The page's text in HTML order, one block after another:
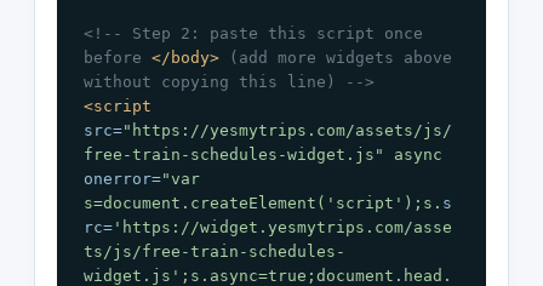
<!-- Step 2: paste this script once
before </body> (add more widgets above
without copying this line) -->
<script
src=" https://yesmytrips.com/assets/js/
free-train-schedules-widget.js
onerror="var
s=document.createElement(' script');s. s
rc= ' https://widget.yesmytrips.com/asse
ts/js/free-train-schedules-
widget.js ';s.async=true;document.head.